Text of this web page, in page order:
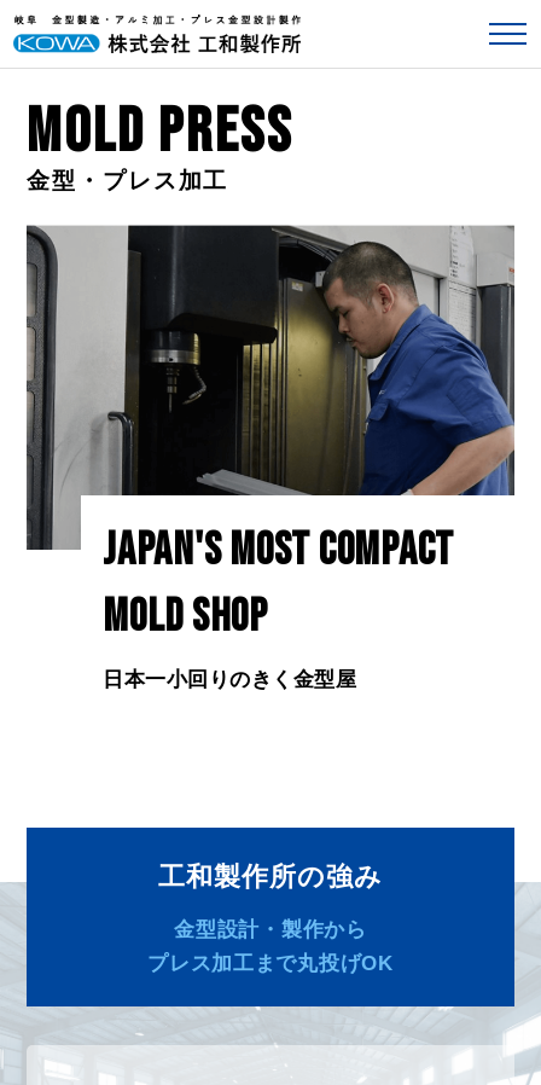
MOLD PRESS
Japan's most compact
mold shop
日本一小回りのきく金型屋
工和製作所の強み
金型設計・製作から
プレス加工まで丸投げOK